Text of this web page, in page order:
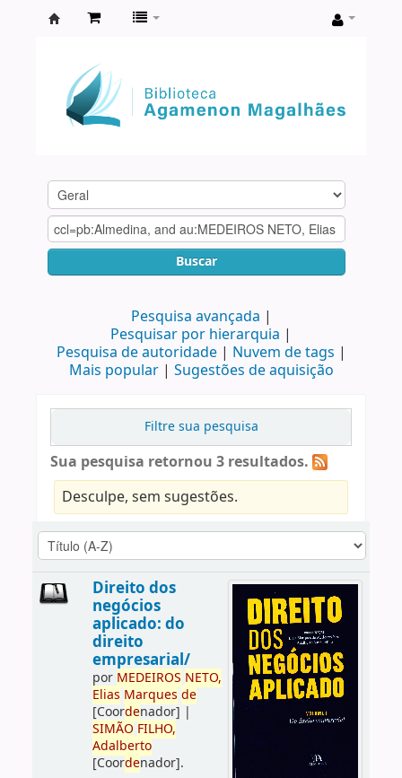
Agamenon
Magalhães
Buscar
Pesquisa avançada
Pesquisar por hierarquia
Pesquisa de autoridade
Nuvem de tags
Mais popular
Sugestões de aquisição
Filtre sua pesquisa
Sua pesquisa retornou 3 resultados.
Desculpe, sem sugestões.
Direito dos
negócios
aplicado: do
direito
empresarial/
por MEDEIROS NETO,
Elias Marques de
[Coordenador] |
SIMÃO FILHO,
Adalberto
[Coordenador].